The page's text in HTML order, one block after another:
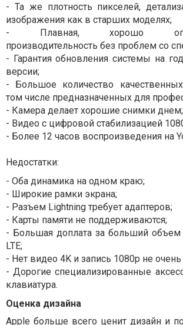
- Та же плотность пикселей,
изображения как в старших моделях;
- Плавная, хорошо
производительность без проблем со
- Гарантия обновления системы на
версии;
- Большое количество
том числе предназначенных для
- Камера делает хорошие снимки днем;
- Видео с цифровой стабилизацией
- Более 12 часов воспроизведения на
Недостатки:
- Оба динамика на одном краю;
- Широкие рамки экрана;
- Разъем Lightning требует адаптеров;
- Карты памяти не поддерживаются;
- Большая доплата за больший
LTE;
- Нет видео 4K и запись 1080p не
- Дорогие специализированные
клавиатура.
Оценка дизайна
Apple больше всего ценит дизайн и